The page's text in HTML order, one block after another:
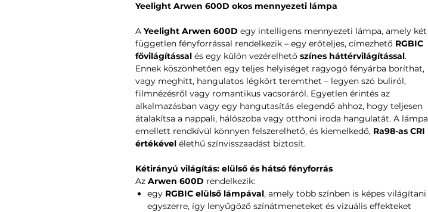
Yeelight Arwen 600D okos mennyezeti lámpa
A Yeelight Arwen 600D egy intelligens mennyezeti lámpa, amely két
független fényforrással rendelkezik – egy erőteljes, címezhető RGBIC
fővilágítással és egy külön vezérelhető színes háttérvilágítással.
Ennek köszönhetően egy teljes helyiséget ragyogó fényárba boríthat,
vagy meghitt, hangulatos légkört teremthet – legyen szó buliról,
filmnézésről vagy romantikus vacsoráról. Egyetlen érintés az
alkalmazásban vagy egy hangutasítás elegendő ahhoz, hogy teljesen
átalakítsa a nappali, hálószoba vagy otthoni iroda hangulatát. A lámpa
emellett rendkívül könnyen felszerelhető, és kiemelkedő, Ra98-as CRI
értékével élethű színvisszaadást biztosít.
Kétirányú világítás: elülső és hátsó fényforrás
Az Arwen 600D rendelkezik:
egy RGBIC elülső lámpával, amely több színben is képes világítani
egyszerre, így lenyűgöző színátmeneteket és vizuális effekteket